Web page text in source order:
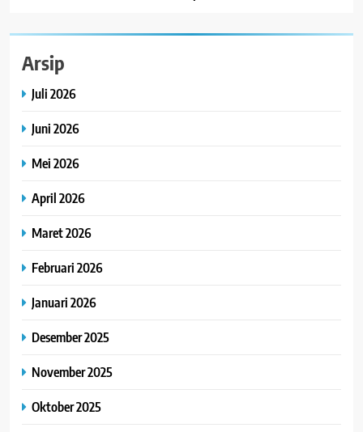
Arsip
Juli 2026
Juni 2026
Mei 2026
April 2026
Maret 2026
Februari 2026
Januari 2026
Desember 2025
November 2025
Oktober 2025